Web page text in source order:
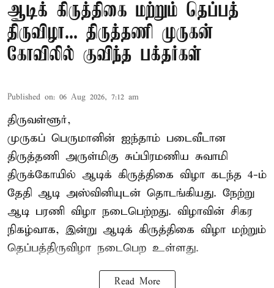
ஆடிக் கிருத்திகை மற்றும் தெப்பத்
திருவிழா... திருத்தணி முருகன்
கோவிலில் குவிந்த பக்தர்கள்
Published on: 06 Aug 2026, 7:12 am
திருவள்ளூர்,
முருகப் பெருமானின் ஐந்தாம் படைவீடான
திருத்தணி அருள்மிகு சுப்பிரமணிய சுவாமி
திருக்கோயில் ஆடிக் கிருத்திகை விழா கடந்த 4-ம்
தேதி ஆடி அஸ்வினியுடன் தொடங்கியது. நேற்று
ஆடி பரணி விழா நடைபெற்றது. விழாவின் சிகர
நிகழ்வாக, இன்று ஆடிக் கிருத்திகை விழா மற்றும்
தெப்பத்திருவிழா நடைபெற உள்ளது.
Read More